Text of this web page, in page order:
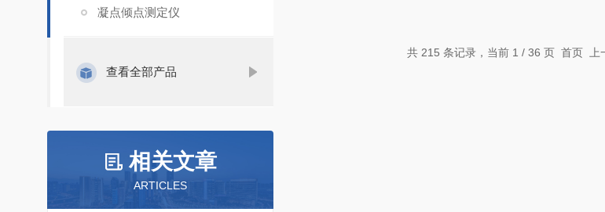
凝点倾点测定仪
查看全部产品
相关文章
ARTICLES
共 215 条记录，当前 1 / 36 页 首页 上